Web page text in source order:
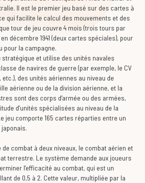
Il est le premier jeu basé sur des cartes à
qui facilite le calcul des mouvements et des
tour de jeu couvre 4 mois (trois tours par
décembre 1941 (deux cartes spéciales), pour
pour la campagne.
stratégique et utilise des unités navales
de navires de guerre (par exemple, le CV
etc.), des unités aériennes au niveau de
aérienne ou de la division aérienne, et la
sont des corps d’armée ou des armées,
d’unités spécialisées au niveau de la
jeu comporte 165 cartes réparties entre un
combat à deux niveaux, le combat aérien et
terrestre. Le système demande aux joueurs
l’efficacité au combat, qui est un
de 0,5 à 2. Cette valeur, multipliée par la